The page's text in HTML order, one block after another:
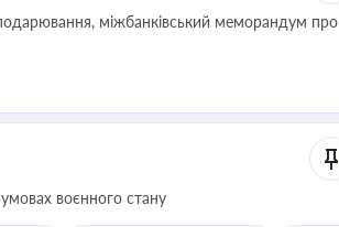
міжбанківський меморандум про
воєнного стану